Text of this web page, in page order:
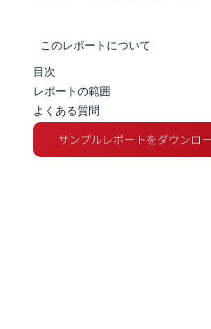
このレポートについて
市場規模とシェア
市場分析
トレンドとインサイト
目次
レポートの範囲
よくある質問